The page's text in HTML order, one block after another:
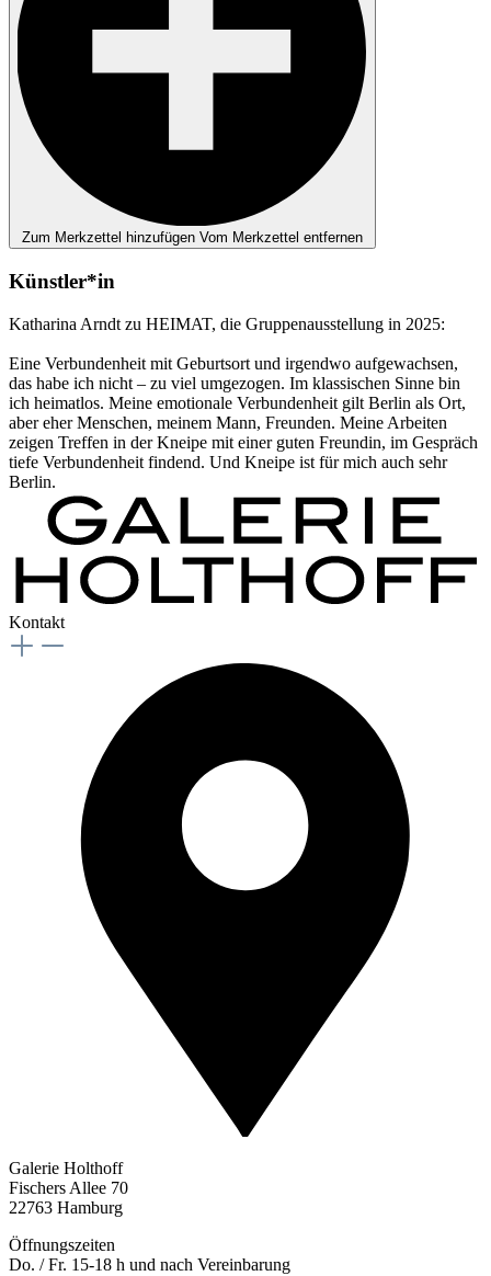
Zum Merkzettel hinzufügen Vom Merkzettel entfernen
Künstler*in
Katharina Arndt zu HEIMAT, die Gruppenausstellung in 2025:
Eine Verbundenheit mit Geburtsort und irgendwo aufgewachsen,
das habe ich nicht – zu viel umgezogen. Im klassischen Sinne bin
ich heimatlos. Meine emotionale Verbundenheit gilt Berlin als Ort,
aber eher Menschen, meinem Mann, Freunden. Meine Arbeiten
zeigen Treffen in der Kneipe mit einer guten Freundin, im Gespräch
tiefe Verbundenheit findend. Und Kneipe ist für mich auch sehr
Berlin.
Kontakt
Galerie Holthoff
Fischers Allee 70
22763 Hamburg
Öffnungszeiten
Do. / Fr. 15-18 h und nach Vereinbarung